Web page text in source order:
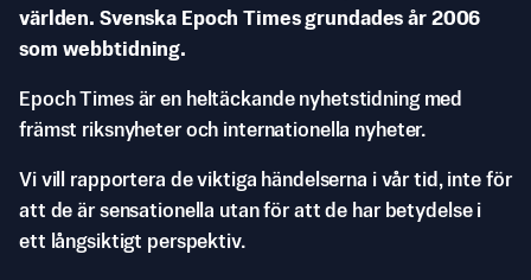
världen. Svenska Epoch Times grundades år 2006
som webbtidning.
Epoch Times är en heltäckande nyhetstidning med
främst riksnyheter och internationella nyheter.
Vi vill rapportera de viktiga händelserna i vår tid, inte för
att de är sensationella utan för att de har betydelse i
ett långsiktigt perspektiv.